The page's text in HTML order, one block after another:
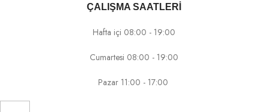
ÇALIŞMA SAATLERİ
Hafta içi 08:00 - 19:00
Cumartesi 08:00 - 19:00
Pazar 11:00 - 17:00